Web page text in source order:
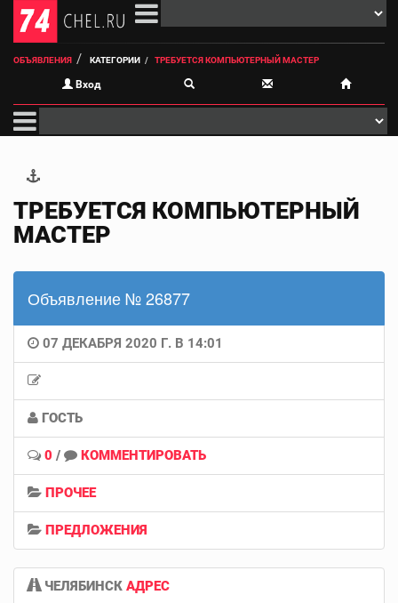
ОБЪЯВЛЕНИЯ КАТЕГОРИИ ТРЕБУЕТСЯ КОМПЬЮТЕРНЫЙ МАСТЕР
Вход
ТРЕБУЕТСЯ КОМПЬЮТЕРНЫЙ
МАСТЕР
Объявление № 26877
07 ДЕКАБРЯ 2020 Г. В 14:01
ГОСТЬ
0 / КОММЕНТИРОВАТЬ
ПРОЧЕЕ
ПРЕДЛОЖЕНИЯ
ЧЕЛЯБИНСК АДРЕС